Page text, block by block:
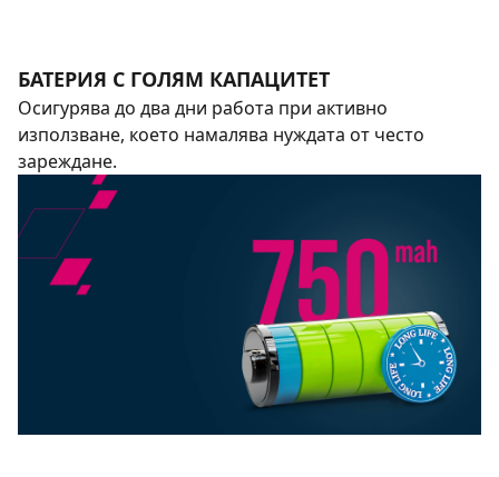
БАТЕРИЯ С ГОЛЯМ КАПАЦИТЕТ
Осигурява до два дни работа при активно
използване, което намалява нуждата от често
зареждане.